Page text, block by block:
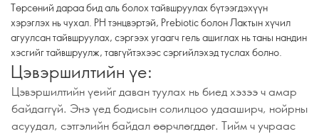
Төрсөний дараа бид аль болох тайвшруулах бүтээгдэхүүн
хэрэглэх нь чухал. PH тэнцвэртэй, Prebiotic болон Лактын хүчил
агуулсан тайвшруулах, сэргээх угаагч гель ашиглах нь таны нандин
хэсгийг тайвшруулж, тавгүйтэхээс сэргийлэхэд туслах болно.
Цэвэршилтийн үе:
Цэвэршилтийн үеийг даван туулах нь биед хэзээ ч амар
байдаггүй. Энэ үед бодисын солилцоо удааширч, нойрны
асуудал, сэтгэлийн байдал өөрчлөгддөг. Тийм ч учраас